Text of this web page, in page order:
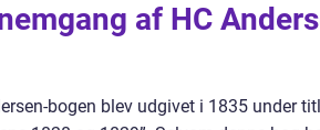
af HC
bogen blev udgivet i 1835 under